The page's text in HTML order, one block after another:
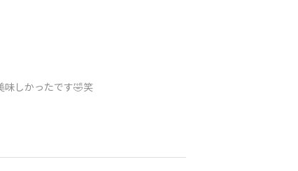
味しかったです🤣笑